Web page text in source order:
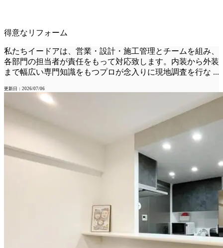
得意なリフォーム
私たちイードアは、営業・設計・施工管理とチームを組み、
各部門の担当者が責任をもって対応致します。内装から外装
まで幅広い専門知識をもつプロが念入りに現地調査を行な ...
更新日：2026/07/06